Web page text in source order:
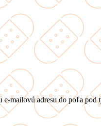
mailovú adresu do poľa pod